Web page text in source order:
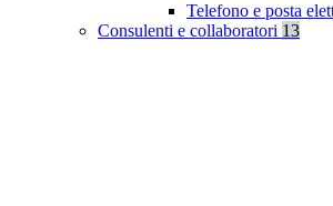
Telefono e posta
Consulenti e collaboratori 13